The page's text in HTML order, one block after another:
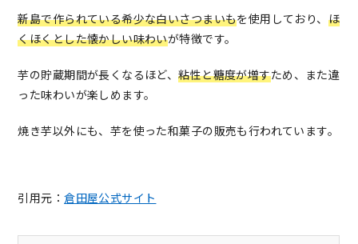
新島で作られている希少な白いさつまいもを使用しており、 ほ
くほくとした懐かしい味わいが特徴です。
芋の貯蔵期間が長くなるほど、粘性と糖度が増すため、また違
った味わいが楽しめます。
焼き芋以外にも、芋を使った和菓子の販売も行われています。
引用元：倉田屋公式サイト